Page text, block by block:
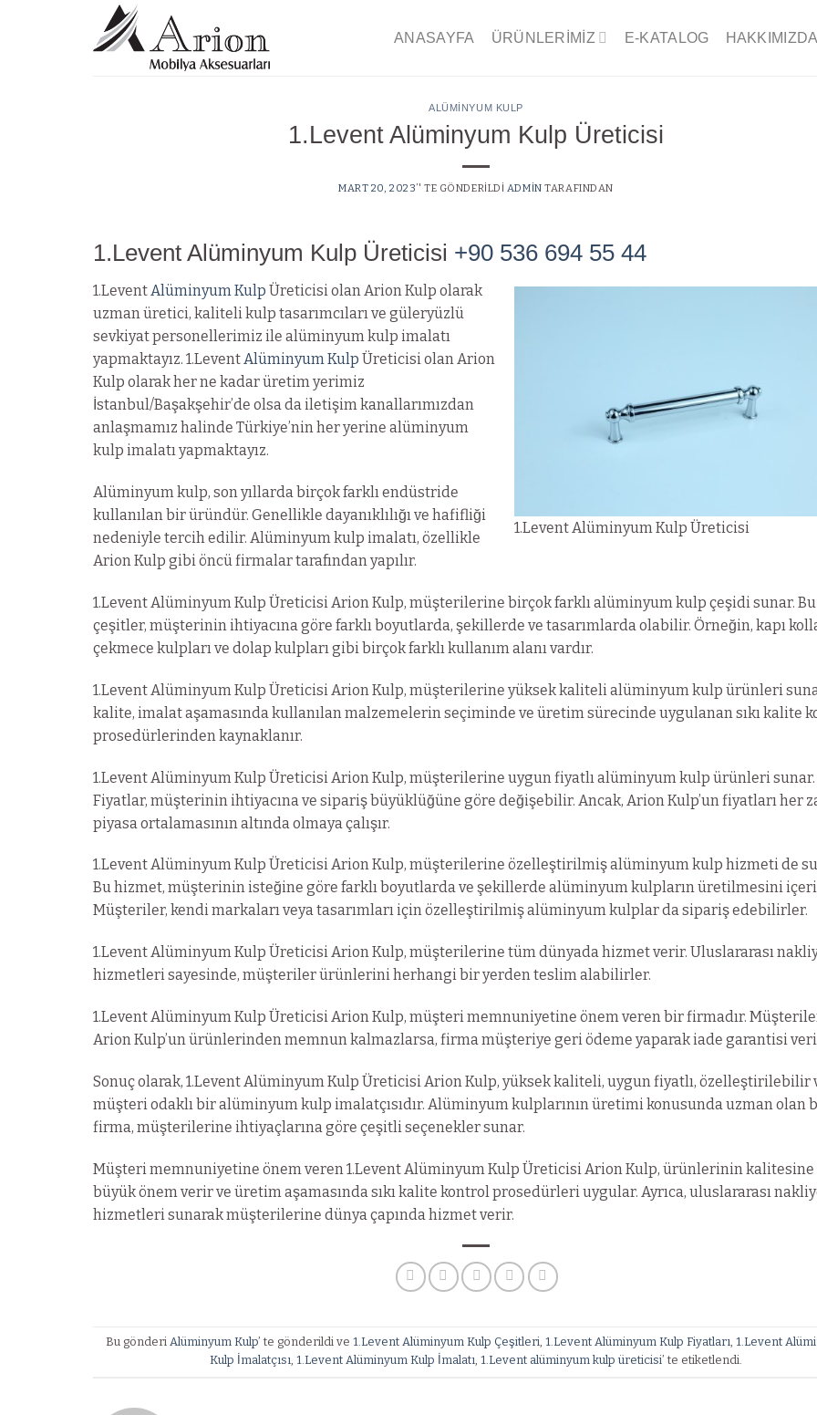
ANASAYFA ÜRÜNLERIMIZ E-KATALOG HAKKIMIZDA
ALÜMINYUM KULP
1.Levent Alüminyum Kulp Üreticisi
MART 20, 2023’' TE GÖNDERILDI ADMIN TARAFINDAN
1.Levent Alüminyum Kulp Üreticisi +90 536 694 55 44
1.Levent Alüminyum Kulp Üreticisi
1.LeventAlüminyum Kulp Üreticisi olan Arion Kulp olarak
uzman üretici, kaliteli kulp tasarımcıları ve güleryüzlü
sevkiyat personellerimiz ile alüminyum kulp imalatı
yapmaktayız. 1.LeventAlüminyum Kulp Üreticisi olan Arion
Kulp olarak her ne kadar üretim yerimiz
İstanbul/Başakşehir’de olsa da iletişim kanallarımızdan
anlaşmamız halinde Türkiye’nin her yerine alüminyum
kulp imalatı yapmaktayız.
Alüminyum kulp, son yıllarda birçok farklı endüstride
kullanılan bir üründür. Genellikle dayanıklılığı ve hafifliği
nedeniyle tercih edilir. Alüminyum kulp imalatı, özellikle
Arion Kulp gibi öncü firmalar tarafından yapılır.
1.Levent Alüminyum Kulp Üreticisi Arion Kulp, müşterilerine birçok farklı alüminyum kulp çeşidi sunar. Bu
çeşitler, müşterinin ihtiyacına göre farklı boyutlarda, şekillerde ve tasarımlarda olabilir. Örneğin, kapı
çekmece kulpları ve dolap kulpları gibi birçok farklı kullanım alanı vardır.
1.Levent Alüminyum Kulp Üreticisi Arion Kulp, müşterilerine yüksek kaliteli alüminyum kulp ürünleri
kalite, imalat aşamasında kullanılan malzemelerin seçiminde ve üretim sürecinde uygulanan sıkı kalite
prosedürlerinden kaynaklanır.
1.Levent Alüminyum Kulp Üreticisi Arion Kulp, müşterilerine uygun fiyatlı alüminyum kulp ürünleri sunar.
Fiyatlar, müşterinin ihtiyacına ve sipariş büyüklüğüne göre değişebilir. Ancak, Arion Kulp’un fiyatları her
piyasa ortalamasının altında olmaya çalışır.
1.Levent Alüminyum Kulp Üreticisi Arion Kulp, müşterilerine özelleştirilmiş alüminyum kulp hizmeti de
Bu hizmet, müşterinin isteğine göre farklı boyutlarda ve şekillerde alüminyum kulpların üretilmesini
Müşteriler, kendi markaları veya tasarımları için özelleştirilmiş alüminyum kulplar da sipariş edebilirler.
1.Levent Alüminyum Kulp Üreticisi Arion Kulp, müşterilerine tüm dünyada hizmet verir. Uluslararası
hizmetleri sayesinde, müşteriler ürünlerini herhangi bir yerden teslim alabilirler.
1.Levent Alüminyum Kulp Üreticisi Arion Kulp, müşteri memnuniyetine önem veren bir firmadır.
Arion Kulp’un ürünlerinden memnun kalmazlarsa, firma müşteriye geri ödeme yaparak iade garantisi
Sonuç olarak, 1.Levent Alüminyum Kulp Üreticisi Arion Kulp, yüksek kaliteli, uygun fiyatlı, özelleştirilebilir
müşteri odaklı bir alüminyum kulp imalatçısıdır. Alüminyum kulplarının üretimi konusunda uzman olan
firma, müşterilerine ihtiyaçlarına göre çeşitli seçenekler sunar.
Müşteri memnuniyetine önem veren 1.Levent Alüminyum Kulp Üreticisi Arion Kulp, ürünlerinin kalitesine
büyük önem verir ve üretim aşamasında sıkı kalite kontrol prosedürleri uygular. Ayrıca, uluslararası
hizmetleri sunarak müşterilerine dünya çapında hizmet verir.
Bu gönderi Alüminyum Kulp’ te gönderildi ve 1.Levent Alüminyum Kulp Çeşitleri 1.Levent Alüminyum Kulp Fiyatları 1.Levent
Kulp İmalatçısı 1.Levent Alüminyum Kulp İmalatı 1.Levent alüminyum kulp üreticisi’ te etiketlendi.